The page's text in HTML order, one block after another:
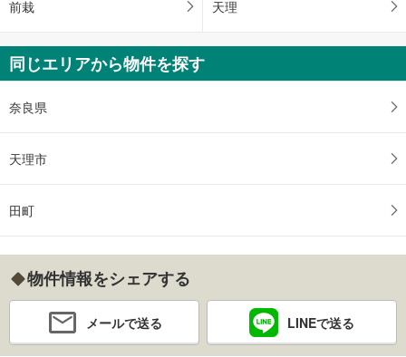
前栽 天理
同じエリアから物件を探す
奈良県
天理市
田町
物件情報をシェアする
メールで送る LINEで送る